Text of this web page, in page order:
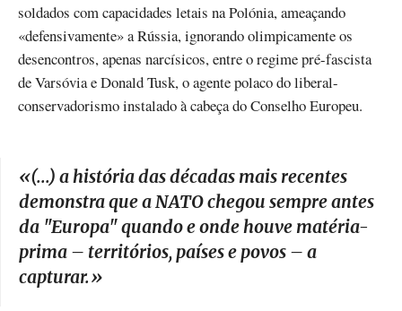
soldados com capacidades letais na Polónia, ameaçando
«defensivamente» a Rússia, ignorando olimpicamente os
desencontros, apenas narcísicos, entre o regime pré-fascista
de Varsóvia e Donald Tusk, o agente polaco do liberal-
conservadorismo instalado à cabeça do Conselho Europeu.
«(...) a história das décadas mais recentes
demonstra que a NATO chegou sempre antes
da "Europa" quando e onde houve matéria-
prima – territórios, países e povos – a
capturar.»